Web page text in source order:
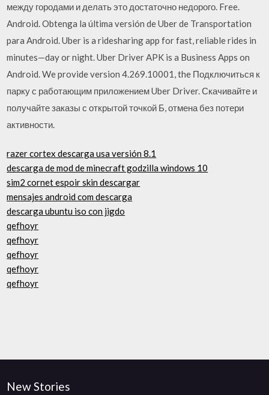
между городами и делать это достаточно недорого. Free.
Android. Obtenga la última versión de Uber de Transportation
para Android. Uber is a ridesharing app for fast, reliable rides in
minutes—day or night. Uber Driver APK is a Business Apps on
Android. We provide version 4.269.10001, the Подключиться к
парку с работающим приложением Uber Driver. Скачивайте и
получайте заказы с открытой точкой Б, отмена без потери
активности.
razer cortex descarga usa versión 8.1
descarga de mod de minecraft godzilla windows 10
sim2 cornet espoir skin descargar
mensajes android com descarga
descarga ubuntu iso con jigdo
qefhoyr
qefhoyr
qefhoyr
qefhoyr
qefhoyr
New Stories